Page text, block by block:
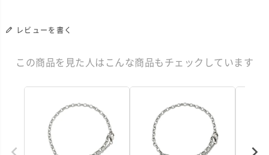
レビューを書く
この商品を見た人はこんな商品もチェックしています